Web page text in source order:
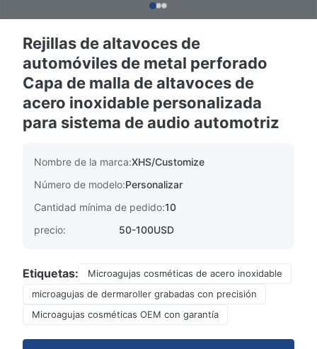
Rejillas de altavoces de
automóviles de metal perforado
Capa de malla de altavoces de
acero inoxidable personalizada
para sistema de audio automotriz
Nombre de la marca:XHS/Customize
Número de modelo:Personalizar
Cantidad mínima de pedido:10
precio:
50-100USD
Etiquetas:
Microagujas cosméticas de acero inoxidable
microagujas de dermaroller grabadas con precisión
Microagujas cosméticas OEM con garantía